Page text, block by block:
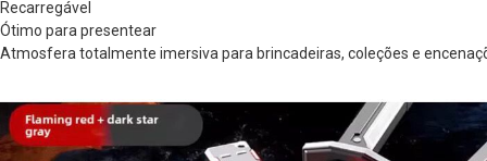
Recarregável
Ótimo para presentear
Atmosfera totalmente imersiva para brincadeiras, coleções e